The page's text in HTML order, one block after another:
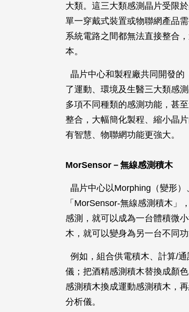
大類。這三大類感測晶片受限
單一穿戴式裝置或物聯網產品
系統電路之間都無法直接整合
本。
晶片中心和製程廠共同開發的
了運動、環境及生醫三大類感
多項不同種類的感測功能，甚
整合，大幅簡化製程、縮小晶
有智慧、物聯網功能更強大。
MorSensor－無線感測積木
晶片中心以Morphing（變形
「MorSensor-無線感測積木」
感測，就可以成為一台體積微
木，就可以變身為另一台不同功
例如，組合供電積木、計算/
儀；把酒精感測積木替換成顏
感測積木換成運動感測積木，
分析儀。